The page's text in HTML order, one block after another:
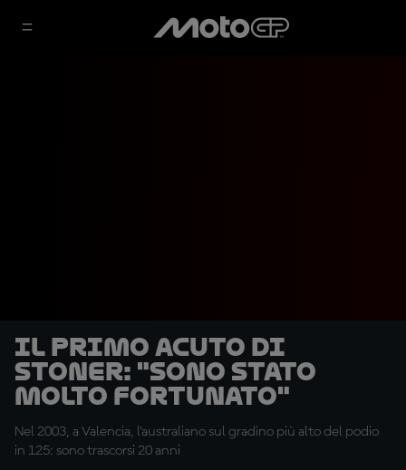
Il primo acuto di
Stoner: "Sono stato
molto fortunato"
Nel 2003, a Valencia, l'australiano sul gradino più alto del podio
in 125: sono trascorsi 20 anni